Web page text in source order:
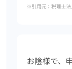
※引用元：税理士
お陰様で、